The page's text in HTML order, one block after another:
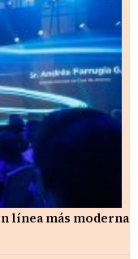
línea más moderna